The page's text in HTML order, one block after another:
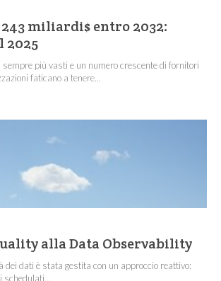
miliardi$ entro 2032:
2025
più vasti e un numero crescente di fornitori
faticano a tenere...
alla Data Observability
dei dati è stata gestita con un approccio reattivo: